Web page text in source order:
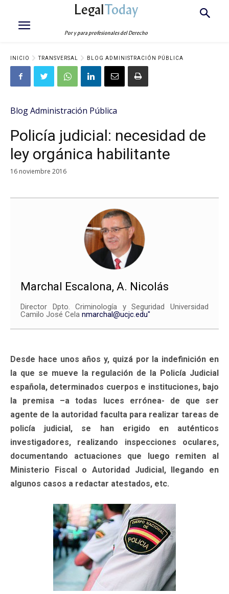
LegalToday
Por y para profesionales del Derecho
INICIO TRANSVERSAL BLOG ADMINISTRACIÓN PÚBLICA
Blog Administración Pública
Policía judicial: necesidad de
ley orgánica habilitante
16 noviembre 2016
Marchal Escalona, A. Nicolás
Director Dpto. Criminología y Seguridad Universidad
Camilo José Cela nmarchal@ucjc.edu"
Desde hace unos años y, quizá por la indefinición en
la que se mueve la regulación de la Policía Judicial
española, determinados cuerpos e instituciones, bajo
la premisa –a todas luces errónea- de que ser
agente de la autoridad faculta para realizar tareas de
policía judicial, se han erigido en auténticos
investigadores, realizando inspecciones oculares,
documentando actuaciones que luego remiten al
Ministerio Fiscal o Autoridad Judicial, llegando en
algunos casos a redactar atestados, etc.